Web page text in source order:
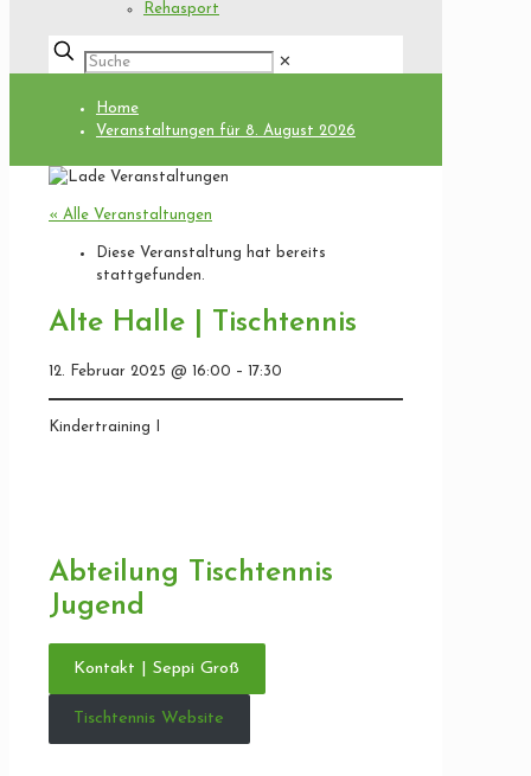
Rehasport
✕
Home
Veranstaltungen für 8. August 2026
« Alle Veranstaltungen
Diese Veranstaltung hat bereits
stattgefunden.
Alte Halle | Tischtennis
12. Februar 2025 @ 16:00 – 17:30
Kindertraining I
Abteilung Tischtennis
Jugend
Kontakt | Seppi Groß
Tischtennis Website